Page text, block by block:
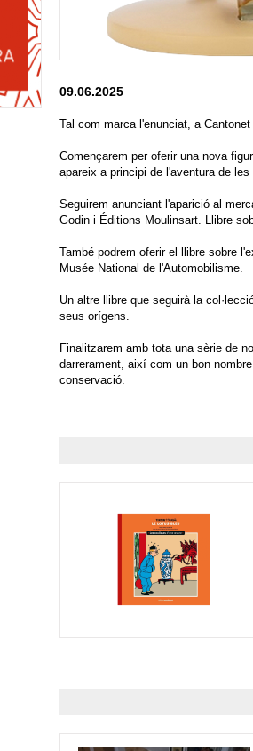
09.06.2025
Tal com marca l'enunciat, a
Començarem per oferir una nova
apareix a principi de l'aventura de
Seguirem anunciant l'aparició al
Godin i Éditions Moulinsart. Llibre
També podrem oferir el llibre sobre
Musée National de l'Automobilisme.
Un altre llibre que seguirà la
seus orígens.
Finalitzarem amb tota una sèrie de
darrerament, així com un bon
conservació.